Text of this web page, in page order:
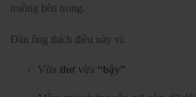
truồng bên trong.
Đàn ông thích điều này vì:
Vừa thơ vừa “bậy”